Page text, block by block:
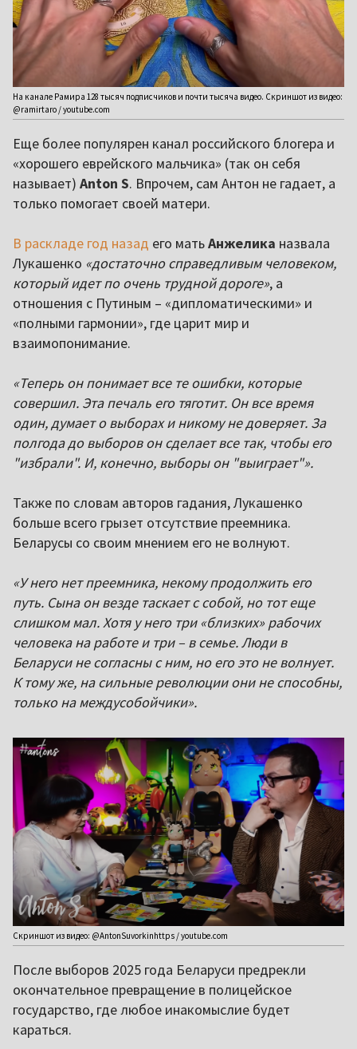
На канале Рамира 128 тысяч подписчиков и почти тысяча видео. Скриншот из видео:
@ramirtaro / youtube.com
Еще более популярен канал российского блогера и
«хорошего еврейского мальчика» (так он себя
называет) Anton S. Впрочем, сам Антон не гадает, а
только помогает своей матери.
В раскладе год назад его матьАнжелика назвала
Лукашенко «достаточно справедливым человеком,
который идет по очень трудной дороге», а
отношения с Путиным – «дипломатическими» и
«полными гармонии», где царит мир и
взаимопонимание.
«Теперь он понимает все те ошибки, которые
совершил. Эта печаль его тяготит. Он все время
один, думает о выборах и никому не доверяет. За
полгода до выборов он сделает все так, чтобы его
"избрали". И, конечно, выборы он "выиграет"».
Также по словам авторов гадания, Лукашенко
больше всего грызет отсутствие преемника.
Беларусы со своим мнением его не волнуют.
«У него нет преемника, некому продолжить его
путь. Сына он везде таскает с собой, но тот еще
слишком мал. Хотя у него три «близких» рабочих
человека на работе и три – в семье. Люди в
Беларуси не согласны с ним, но его это не волнует.
К тому же, на сильные революции они не способны,
только на междусобойчики».
Скриншот из видео: @AntonSuvorkinhttps / youtube.com
После выборов 2025 года Беларуси предрекли
окончательное превращение в полицейское
государство, где любое инакомыслие будет
караться.